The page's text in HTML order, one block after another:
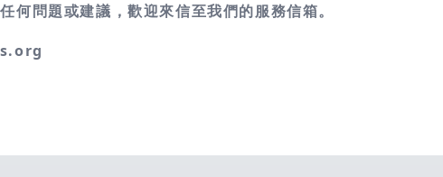
何問題或建議，歡迎來信至我們的服務信箱。